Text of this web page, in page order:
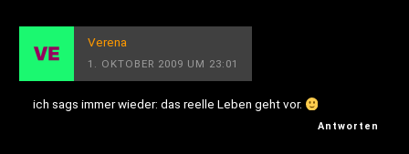
Verena
1. OKTOBER 2009 UM 23:01
ich sags immer wieder: das reelle Leben geht vor.
Antworten